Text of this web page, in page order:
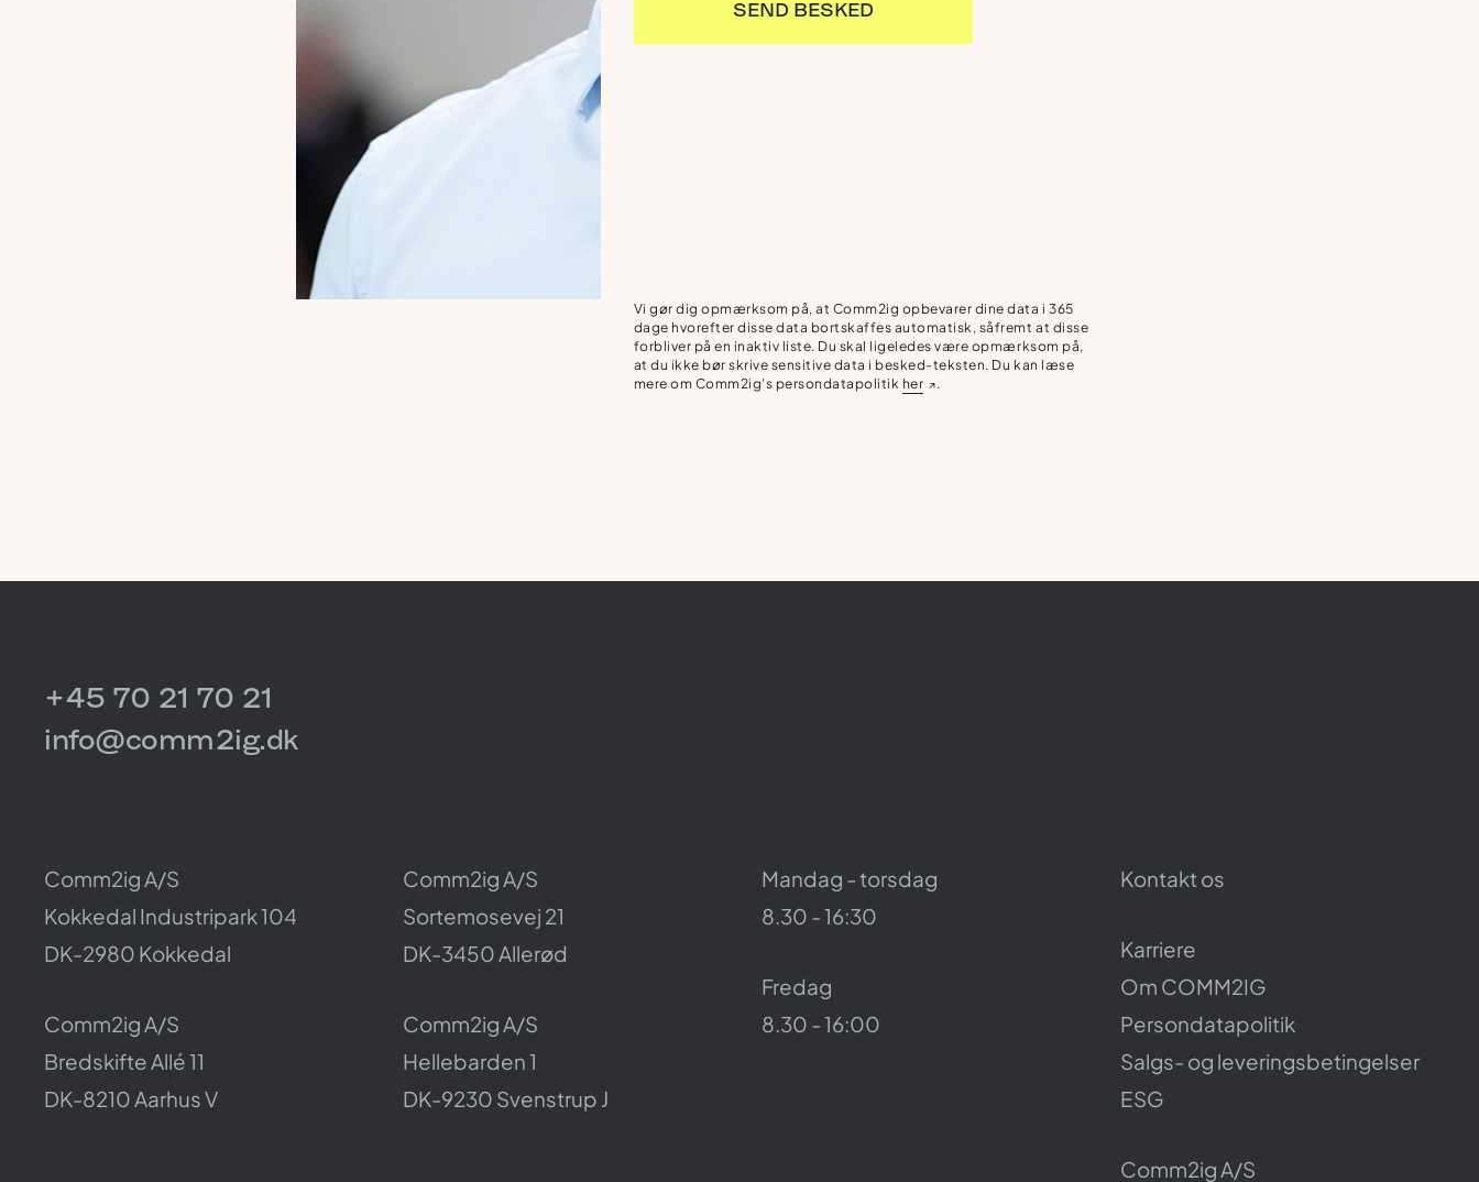
SEND BESKED
Vi gør dig opmærksom på, at Comm2ig opbevarer dine data i 365
dage hvorefter disse data bortskaffes automatisk, såfremt at disse
forbliver på en inaktiv liste. Du skal ligeledes være opmærksom på,
at du ikke bør skrive sensitive data i besked-teksten. Du kan læse
mere om Comm2ig's persondatapolitik her ↗.
+45 70 21 70 21
info@comm2ig.dk
Comm2ig A/S
Kokkedal Industripark 104
DK-2980 Kokkedal
Comm2ig A/S
Sortemosevej 21
DK-3450Allerød
Comm2ig A/S
Bredskifte Allé 11
DK-8210Aarhus V
Comm2ig A/S
Hellebarden 1
DK-9230 Svenstrup J
Mandag - torsdag
8.30 - 16:30
Fredag
8.30 - 16:00
Kontakt os
Karriere
Om COMM2IG
Persondatapolitik
Salgs- og leveringsbetingelser
ESG
Comm2ig A/S